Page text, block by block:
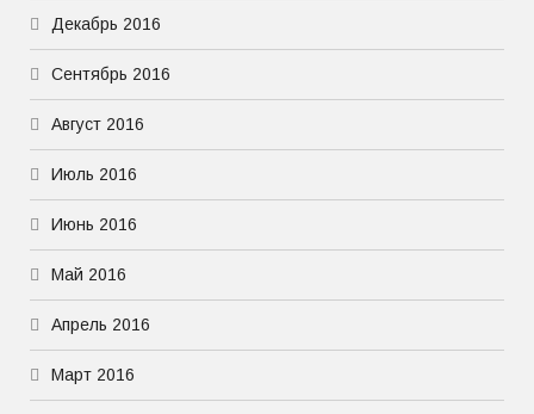
Декабрь 2016
Сентябрь 2016
Август 2016
Июль 2016
Июнь 2016
Май 2016
Апрель 2016
Март 2016